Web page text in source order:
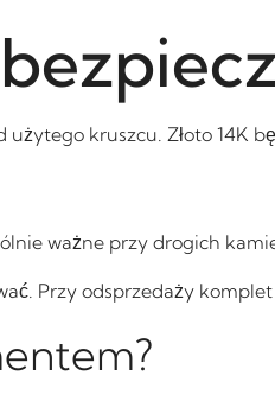
kruszcu. Złoto 14K
ważne przy drogich
Przy odsprzedaży